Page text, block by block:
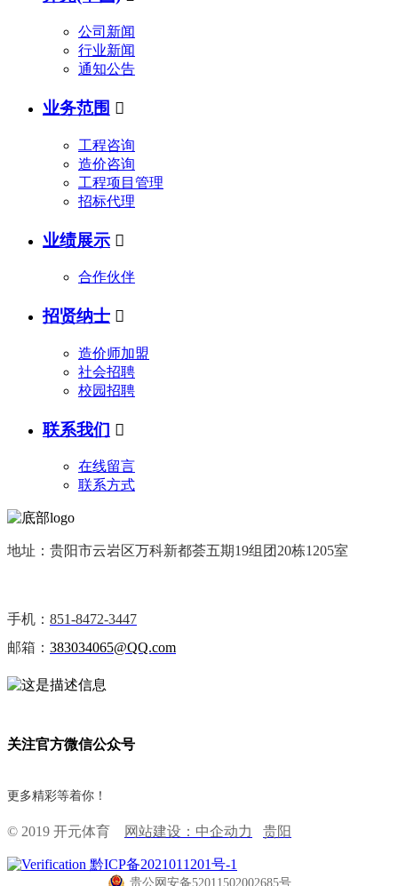
公司新闻
行业新闻
通知公告
业务范围 
工程咨询
造价咨询
工程项目管理
招标代理
业绩展示 
合作伙伴
招贤纳士 
造价师加盟
社会招聘
校园招聘
联系我们 
在线留言
联系方式
地址：贵阳市云岩区万科新都荟五期19组团20栋1205室
手机： 851-8472-3447
邮箱： 383034065@QQ.com
关注官方微信公众号
更多精彩等着你！
© 2019 开元体育 网站建设：中企动力 贵阳
黔ICP备2021011201号-1
贵公网安备52011502002685号